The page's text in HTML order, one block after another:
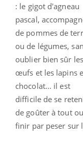
: le gigot d'agneau
pascal,
de pommes de
ou de légumes,
oublier bien sûr les
œufs et les lapins
chocolat... il est
difficile de se
de goûter à tout
finir par peser sur